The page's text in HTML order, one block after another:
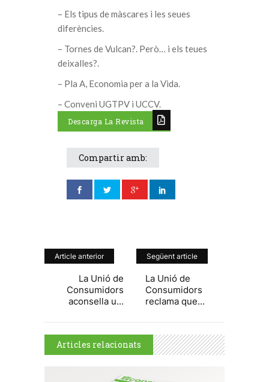
– Els tipus de màscares i les seues
diferències.
– Tornes de Vulcan?. Però… i els teues
deixalles?.
– Pla A, Economia per a la Vida.
– Conveni UGTPV i UCCV.
Descarga La Revista
Compartir amb:
Article anterior
La Unió de
Consumidors
aconsella u...
Següent article
La Unió de
Consumidors
reclama que...
Articles relacionats